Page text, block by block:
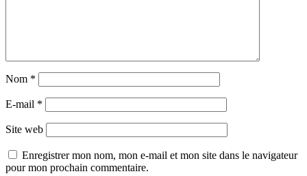
Nom *
E-mail *
Site web
Enregistrer mon nom, mon e-mail et mon site dans le navigateur
pour mon prochain commentaire.